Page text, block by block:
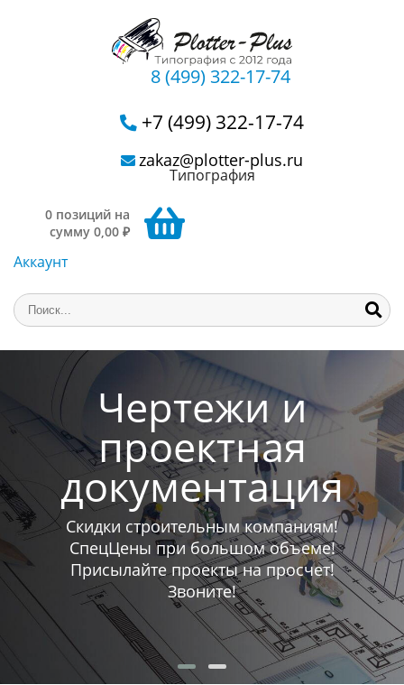
8 (499) 322-17-74
+7 (499) 322-17-74
zakaz@plotter-plus.ru
Типография
0 позиций на
сумму 0,00 ₽
Аккаунт
Чертежи и
проектная
документация
Скидки строительным компаниям!
СпецЦены при большом объеме!
Присылайте проекты на просчет!
Звоните!